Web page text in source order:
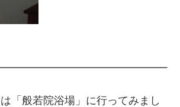
「般若院浴場」に行ってみまし